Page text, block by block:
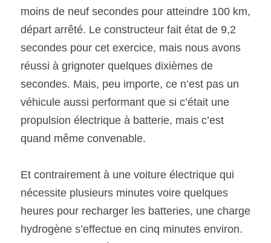
moins de neuf secondes pour atteindre 100 km,
départ arrêté. Le constructeur fait état de 9,2
secondes pour cet exercice, mais nous avons
réussi à grignoter quelques dixièmes de
secondes. Mais, peu importe, ce n’est pas un
véhicule aussi performant que si c’était une
propulsion électrique à batterie, mais c’est
quand même convenable.
Et contrairement à une voiture électrique qui
nécessite plusieurs minutes voire quelques
heures pour recharger les batteries, une charge
hydrogène s’effectue en cinq minutes environ.